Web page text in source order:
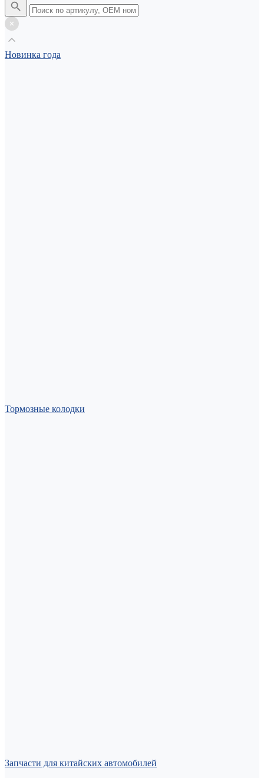
Новинка года
Тормозные колодки
Запчасти для китайских автомобилей